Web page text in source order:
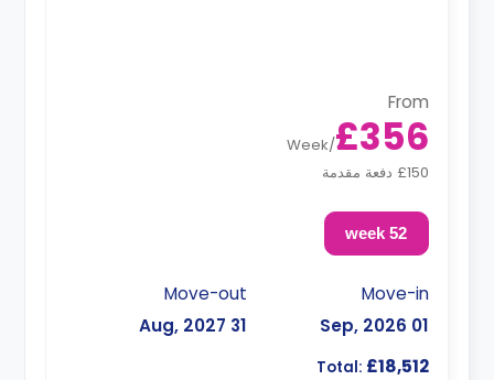
From
£356
/
Week
£150 دفعة مقدمة
52 week
Move-in
01 Sep, 2026
Move-out
31 Aug, 2027
Total: £18,512